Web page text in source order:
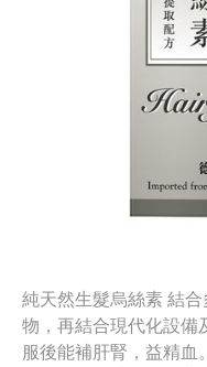
純天然生髮烏絲素 結
物，再結合現代化設備
服後能補肝腎，益精血